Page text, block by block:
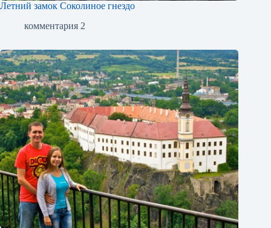
Летний замок Соколиное гнездо
комментария 2